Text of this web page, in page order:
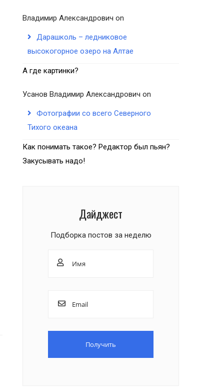
Владимир Александрович on
Дарашколь – ледниковое
высокогорное озеро на Алтае
А где картинки?
Усанов Владимир Александрович on
Фотографии со всего Северного
Тихого океана
Как понимать такое? Редактор был пьян?
Закусывать надо!
Дайджест
Подборка постов за неделю